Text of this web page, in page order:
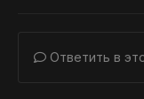
Ответить в